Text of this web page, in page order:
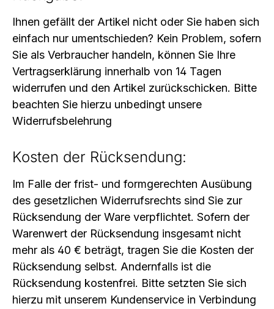
Ihnen gefällt der Artikel nicht oder Sie haben sich
einfach nur umentschieden? Kein Problem, sofern
Sie als Verbraucher handeln, können Sie Ihre
Vertragserklärung innerhalb von 14 Tagen
widerrufen und den Artikel zurückschicken. Bitte
beachten Sie hierzu unbedingt unsere
Widerrufsbelehrung
Kosten der Rücksendung:
Im Falle der frist- und formgerechten Ausübung
des gesetzlichen Widerrufsrechts sind Sie zur
Rücksendung der Ware verpflichtet. Sofern der
Warenwert der Rücksendung insgesamt nicht
mehr als 40 € beträgt, tragen Sie die Kosten der
Rücksendung selbst. Andernfalls ist die
Rücksendung kostenfrei. Bitte setzten Sie sich
hierzu mit unserem Kundenservice in Verbindung